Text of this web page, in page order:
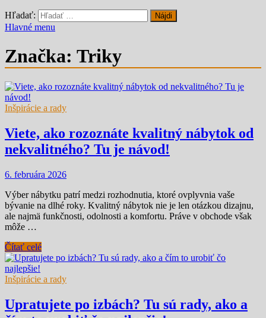
Hľadať:
Hlavné menu
Značka: Triky
Inšpirácie a rady
Viete, ako rozoznáte kvalitný nábytok od
nekvalitného? Tu je návod!
6. februára 2026
Výber nábytku patrí medzi rozhodnutia, ktoré ovplyvnia vaše
bývanie na dlhé roky. Kvalitný nábytok nie je len otázkou dizajnu,
ale najmä funkčnosti, odolnosti a komfortu. Práve v obchode však
môže …
Čítať celé
Inšpirácie a rady
Upratujete po izbách? Tu sú rady, ako a